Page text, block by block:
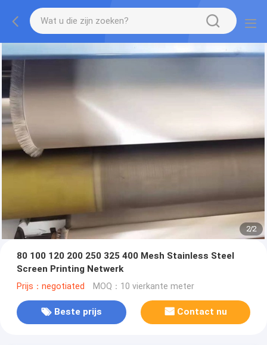
2/2
80 100 120 200 250 325 400 Mesh Stainless Steel
Screen Printing Netwerk
Prijs：negotiated MOQ：10 vierkante meter
Beste prijs Contact nu